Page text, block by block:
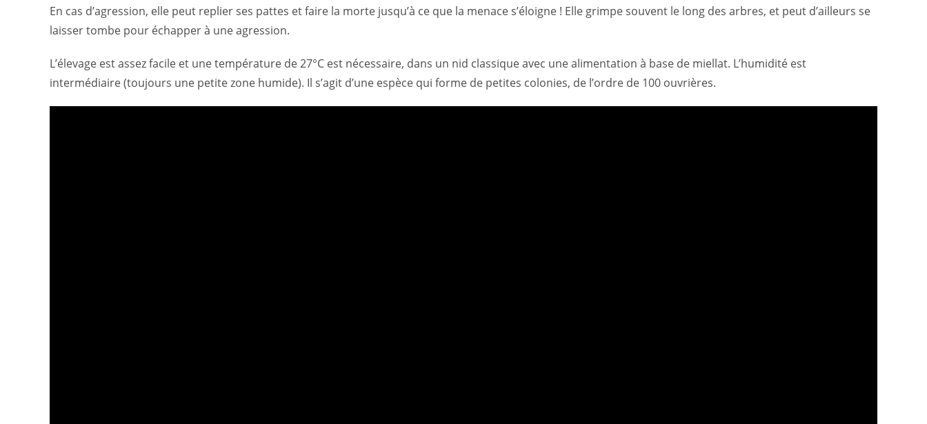
En cas d’agression, elle peut replier ses pattes et faire la morte jusqu’à ce que la menace s’éloigne ! Elle grimpe souvent le long des arbres, et peut d’ailleurs se
laisser tombe pour échapper à une agression.
L’élevage est assez facile et une température de 27°C est nécessaire, dans un nid classique avec une alimentation à base de miellat. L’humidité est
intermédiaire (toujours une petite zone humide). Il s’agit d’une espèce qui forme de petites colonies, de l’ordre de 100 ouvrières.